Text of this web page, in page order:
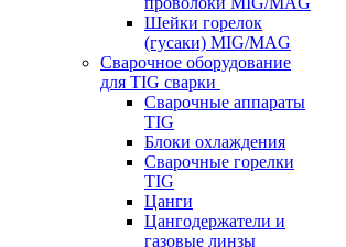
Шейки горелок
(гусаки) MIG/MAG
Сварочное оборудование
для TIG сварки
Сварочные аппараты
TIG
Блоки охлаждения
Сварочные горелки
TIG
Цанги
Цангодержатели и
газовые линзы